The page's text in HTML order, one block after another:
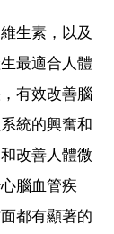
生素，以及
最適合人體
有效改善腦
統的興奮和
改善人體微
腦血管疾
都有顯著的